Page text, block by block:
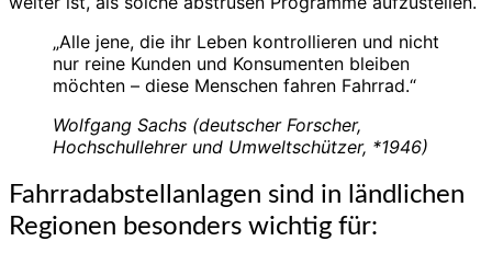
„Alle jene, die ihr Leben kontrollieren und nicht
nur reine Kunden und Konsumenten bleiben
möchten – diese Menschen fahren Fahrrad.“
Wolfgang Sachs (deutscher Forscher,
Hochschullehrer und Umweltschützer, *1946)
Fahrradabstellanlagen sind in ländlichen
Regionen besonders wichtig für: